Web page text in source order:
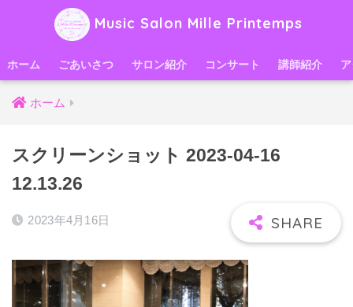
Music Salon Mille Printemps
ホーム ごあいさつ サロン紹介 コンサート 講師紹介
ホーム
スクリーンショット 2023-04-16
12.13.26
2023年4月16日